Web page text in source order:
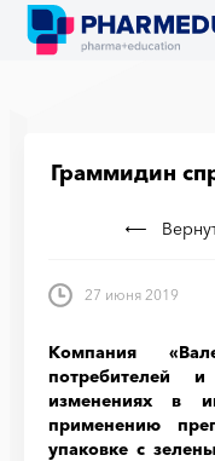
Граммидин
27 июня 2019
Компания
потребителей
изменениях в
применению
упаковке с